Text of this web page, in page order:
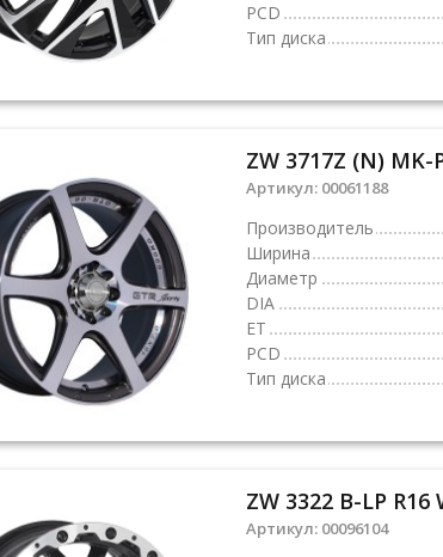
PCD
Тип диска
ZW 3717Z (N) MK-
Артикул: 00061188
Производитель
Ширина
Диаметр
DIA
ET
PCD
Тип диска
ZW 3322 B-LP R16
Артикул: 00096104